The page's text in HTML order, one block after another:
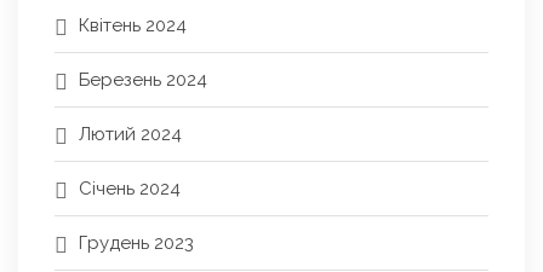
Квітень 2024
Березень 2024
Лютий 2024
Січень 2024
Грудень 2023